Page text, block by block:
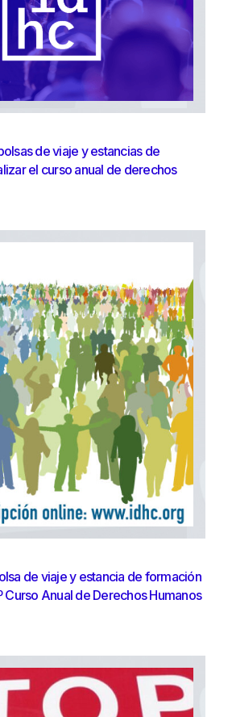
de viaje y estancias de
el curso anual de derechos
de viaje y estancia de formación
Curso Anual de Derechos Humanos